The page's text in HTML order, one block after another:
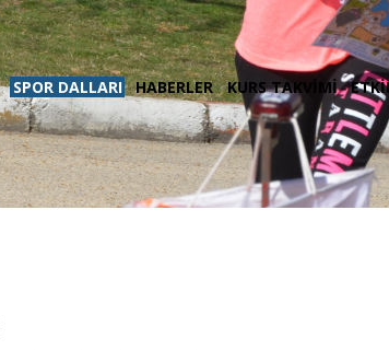
SPOR DALLARI HABERLER KURS TAKVİMİ